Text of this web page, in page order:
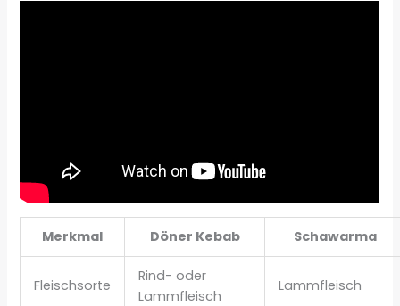
Merkmal Döner Kebab Schawarma
Fleischsorte
Rind- oder
Lammfleisch
Lammfleisch